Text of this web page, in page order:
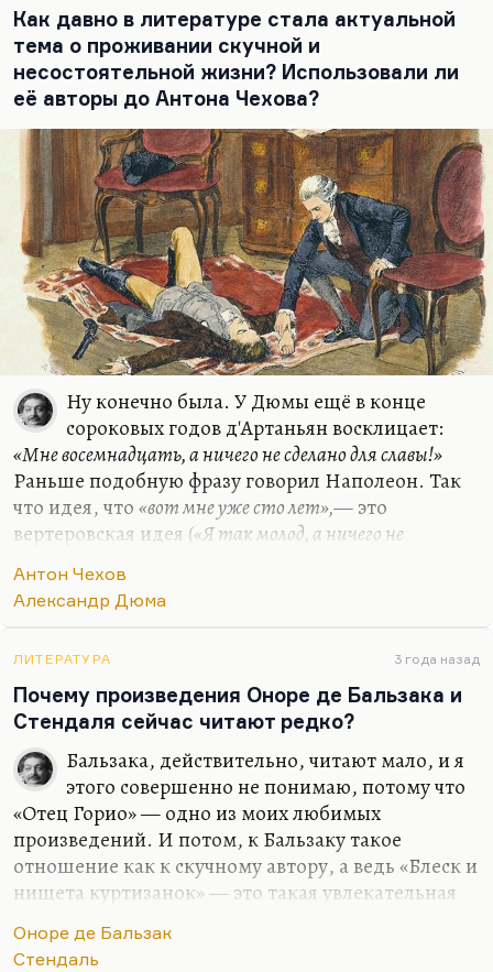
Это мощные, конечно, стихи. Но Гюго человечнее
гораздо, ну, просто талантливее. Гюго —
гениальный…
Как давно в литературе стала актуальной
тема о проживании скучной и
несостоятельной жизни? Использовали ли
её авторы до Антона Чехова?
Ну конечно была. У Дюмы ещё в конце
сороковых годов д'Артаньян восклицает:
«Мне восемнадцать, а ничего не сделано для славы!»
Раньше подобную фразу говорил Наполеон. Так
что идея, что«вот мне уже сто лет»,— это
вертеровская идея («Я так молод, а ничего не
известной степени протестом против жизни как
таковой: лучше покончить с собой, чем длить
Это очень старая романтическая идея. Она есть у
Пушкина. Да и собственно говоря, она есть у
Шота Руставели в самом начале тысячелетия:
«Лучше смерть, но смерть со славой, чем бесславных
дней позор».Так что вряд ли вы найдёте…
Антон Чехов
Александр Дюма
ЛИТЕРАТУРА 3 года назад
Почему произведения Оноре де Бальзака и
Стендаля сейчас читают редко?
Бальзака, действительно, читают мало, и я
этого совершенно не понимаю, потому что
«Отец Горио» — одно из моих любимых
произведений. И потом, к Бальзаку такое
отношение как к скучному автору, а ведь «Блеск и
нищета куртизанок» — это такая увлекательная
кожа», этот безумный синтез жанров. Нет,
Оноре де Бальзак
Стендаль